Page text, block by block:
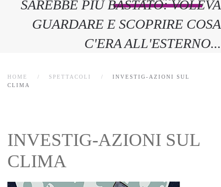
SAREBBE PIÙ BASTATO: VOLEVA
GUARDARE E SCOPRIRE COSA
C'ERA ALL'ESTERNO...
HOME SPETTACOLI
INVESTIG-AZIONI SUL
CLIMA
INVESTIG-AZIONI SUL
CLIMA